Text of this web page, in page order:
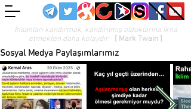
İnsanları kandırmak, kandırılmış olduklarına ikna
etmekten daha kolaydır.
[ Mark Twain ]
Sosyal Medya Paylaşımlarımız